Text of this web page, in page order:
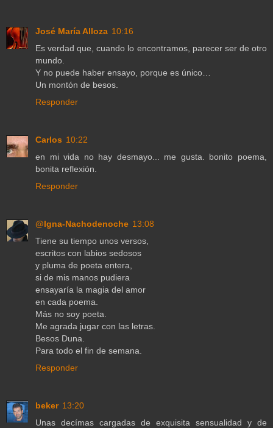
José María Alloza 10:16
Es verdad que, cuando lo encontramos, parecer ser de otro
mundo.
Y no puede haber ensayo, porque es único…
Un montón de besos.
Responder
Carlos 10:22
en mi vida no hay desmayo... me gusta. bonito poema,
bonita reflexión.
Responder
@Igna-Nachodenoche 13:08
Tiene su tiempo unos versos,
escritos con labios sedosos
y pluma de poeta entera,
si de mis manos pudiera
ensayaría la magia del amor
en cada poema.
Más no soy poeta.
Me agrada jugar con las letras.
Besos Duna.
Para todo el fin de semana.
Responder
beker 13:20
Unas decímas cargadas de exquisita sensualidad y de